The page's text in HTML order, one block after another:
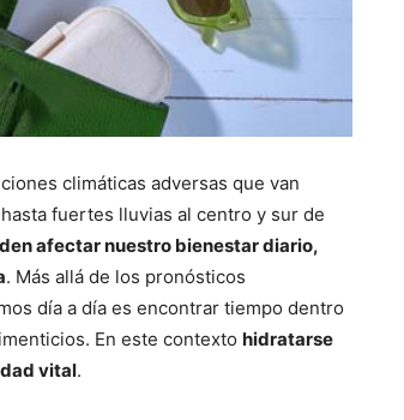
climáticas adversas que van
fuertes lluvias al centro y sur de
afectar nuestro bienestar diario,
. Más allá de los pronósticos
día a día es encontrar tiempo dentro
En este contexto hidratarse
vital.